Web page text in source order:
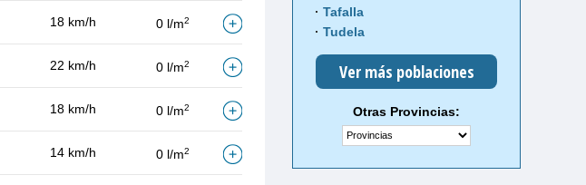
18 km/h 0 l/m2
22 km/h 0 l/m2
18 km/h 0 l/m2
14 km/h 0 l/m2
Tafalla
Tudela
Ver más poblaciones
Otras Provincias: